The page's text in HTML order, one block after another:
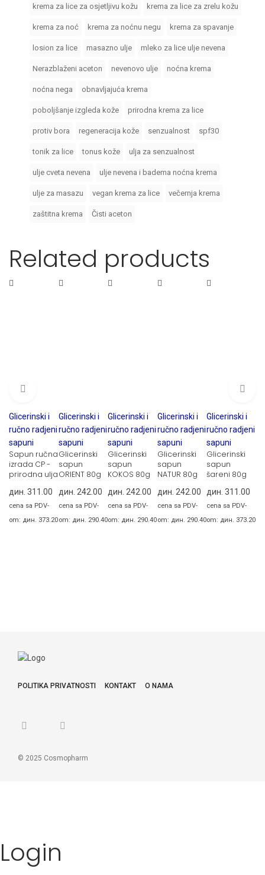
krema za lice za osjetljivu kožu krema za lice za zrelu kožu
krema za noć krema za noćnu negu krema za spavanje
losion za lice masazno ulje mleko za lice ulje nevena
Nerazblaženi aceton nevenovo ulje noćna krema
noćna nega obnavljajuća krema
poboljšanje izgleda kože prirodna krema za lice
protiv bora regeneracija kože senzualnost spf30
tonik za lice tonus kože ulja za senzualnost
ulje cveta nevena ulje nevena i badema noćna krema
ulje za masazu vegan krema za lice večernja krema
zaštitna krema Čisti aceton
Related products
Glicerinski i
ručno radjeni
sapuni
Sapun ručna
izrada CP -
prirodna ulja
дин. 311.00
cena sa PDV-
om: дин. 373.20
Glicerinski i
ručno radjeni
sapuni
Glicerinski
sapun
ORIENT 80g
дин. 242.00
cena sa PDV-
om: дин. 290.40
Glicerinski i
ručno radjeni
sapuni
Glicerinski
sapun
KOKOS 80g
дин. 242.00
cena sa PDV-
om: дин. 290.40
Glicerinski i
ručno radjeni
sapuni
Glicerinski
sapun
NATUR 80g
дин. 242.00
cena sa PDV-
om: дин. 290.40
Glicerinski i
ručno radjeni
sapuni
Glicerinski
sapun
šareni 80g
дин. 311.00
cena sa PDV-
om: дин. 373.20
POLITIKA PRIVATNOSTI KONTAKT O NAMA
© 2025 Cosmopharm
Login